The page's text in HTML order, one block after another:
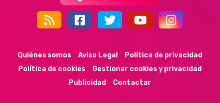
Quiénes somos Aviso Legal
Política de privacidad
Política de cookies
Gestionar cookies y privacidad
Publicidad
Contactar